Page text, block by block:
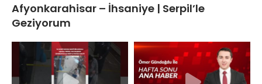
Afyonkarahisar – İhsaniye | Serpil’le
Geziyorum